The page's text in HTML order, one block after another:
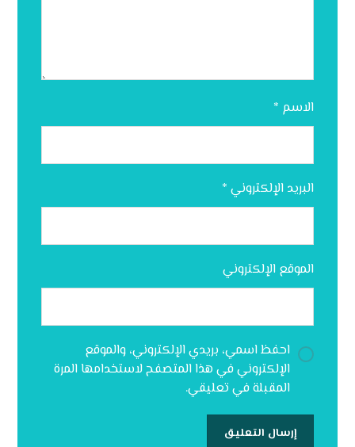
الاسم *
البريد الإلكتروني *
الموقع الإلكتروني
احفظ اسمي، بريدي الإلكتروني، والموقع
الإلكتروني في هذا المتصفح لاستخدامها المرة
المقبلة في تعليقي.